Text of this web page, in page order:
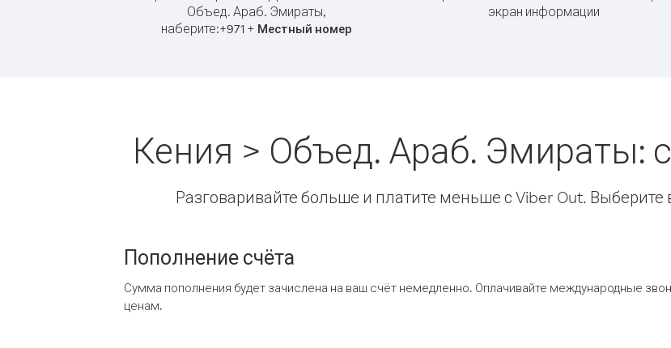
Объед. Араб. Эмираты,
наберите:+971 + Местный номер
экран информации
Кения > Объед. Араб. Эмираты:
Разговаривайте больше и платите меньше с Viber Out.
Пополнение счёта
Сумма пополнения будет зачислена на ваш счёт немедленно. Оплачивайте международные
ценам.